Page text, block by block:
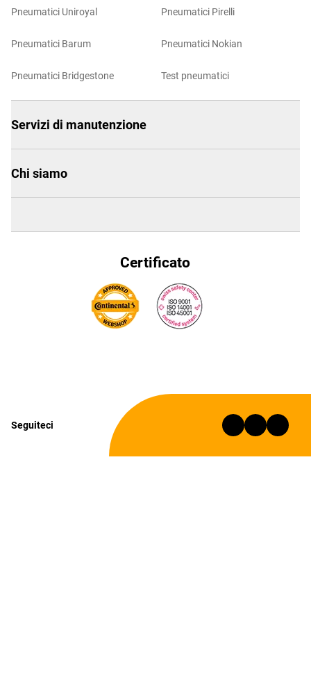
Pneumatici Uniroyal
Pneumatici Barum
Pneumatici Bridgestone
Pneumatici Pirelli
Pneumatici Nokian
Test pneumatici
Servizi di manutenzione
Chi siamo
Certificato
Seguiteci